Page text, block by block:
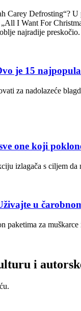
Carey Defrosting“?
I Want For
najradije
je 15
za nadolazeće
one koji
izlagača s ciljem
u
za
i